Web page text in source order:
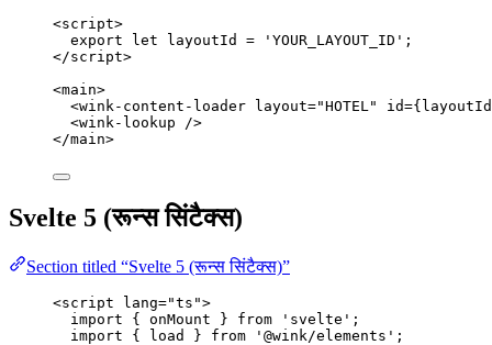
<script>
export let
layoutId = ' YOUR_LAYOUT_ID ' ;
</script>
<main>
<wink-content-loader layout="HOTEL" id={ layoutId
<wink-lookup />
</main>
Svelte 5 (रून्स सिंटैक्स)
Section titled “Svelte 5 (रून्स सिंटैक्स)”
<script lang="ts ">
import { onMount } from ' svelte ' ;
import { load } from ' @wink/elements ' ;